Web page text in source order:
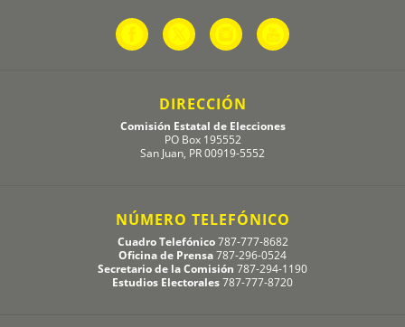
DIRECCIÓN
Comisión Estatal de Elecciones
PO Box 195552
San Juan, PR 00919-5552
NÚMERO TELEFÓNICO
Cuadro Telefónico787-777-8682
Oficina de Prensa787-296-0524
Secretario de la Comisión 787-294-1190
Estudios Electorales787-777-8720